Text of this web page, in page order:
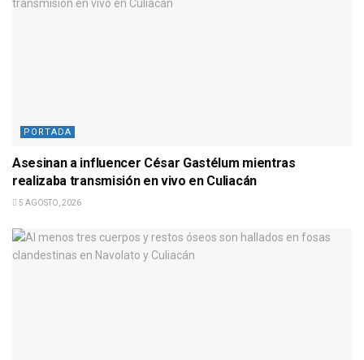
PORTADA
Asesinan a influencer César Gastélum mientras
realizaba transmisión en vivo en Culiacán
5 AGOSTO, 2026